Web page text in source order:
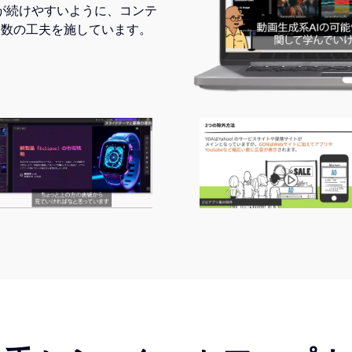
けやすいように、コンテ
の工夫を施しています。